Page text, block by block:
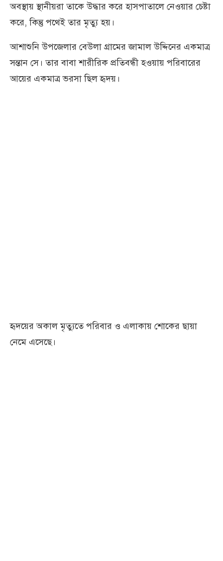
অবস্থায় স্থানীয়রা তাকে উদ্ধার করে হাসপাতালে নেওয়ার চেষ্টা
করে, কিন্তু পথেই তার মৃত্যু হয়।
আশাশুনি উপজেলার বেউলা গ্রামের জামাল উদ্দিনের একমাত্র
সন্তান সে। তার বাবা শারীরিক প্রতিবন্ধী হওয়ায় পরিবারের
আয়ের একমাত্র ভরসা ছিল হৃদয়।
হৃদয়ের অকাল মৃত্যুতে পরিবার ও এলাকায় শোকের ছায়া
নেমে এসেছে।